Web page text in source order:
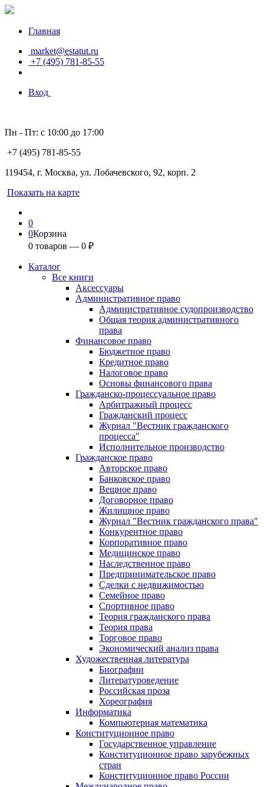
Главная
market@estatut.ru
+7 (495) 781-85-55
Вход
Пн - Пт: с 10:00 до 17:00
+7 (495) 781-85-55
119454, г. Москва, ул. Лобачевского, 92, корп. 2
Показать на карте
0
0Корзина
0 товаров — 0 ₽
Каталог
Все книги
Аксессуары
Административное право
Административное судопроизводство
Общая теория административного
права
Финансовое право
Бюджетное право
Кредитное право
Налоговое право
Основы финансового права
Гражданско-процессуальное право
Арбитражный процесс
Гражданский процесс
Журнал "Вестник гражданского
процесса"
Исполнительное производство
Гражданское право
Авторское право
Банковское право
Вещное право
Договорное право
Жилищное право
Журнал "Вестник гражданского права"
Конкурентное право
Корпоративное право
Медицинское право
Наследственное право
Предпринимательское право
Сделки с недвижимостью
Семейное право
Спортивное право
Теория гражданского права
Теория права
Торговое право
Экономический анализ права
Художественная литература
Биографии
Литературоведение
Российская проза
Хореография
Информатика
Компьютерная математика
Конституционное право
Государственное управление
Конституционное право зарубежных
стран
Конституционное право России